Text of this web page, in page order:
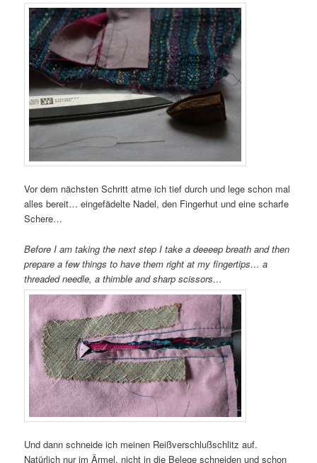
Vor dem nächsten Schritt atme ich tief durch und lege schon mal
alles bereit… eingefädelte Nadel, den Fingerhut und eine scharfe
Schere…
Before I am taking the next step I take a deeeep breath and then
prepare a few things to have them right at my fingertips… a
threaded needle, a thimble and sharp scissors…
Und dann schneide ich meinen Reißverschlußschlitz auf.
Natürlich nur im Ärmel, nicht in die Belege schneiden und schon